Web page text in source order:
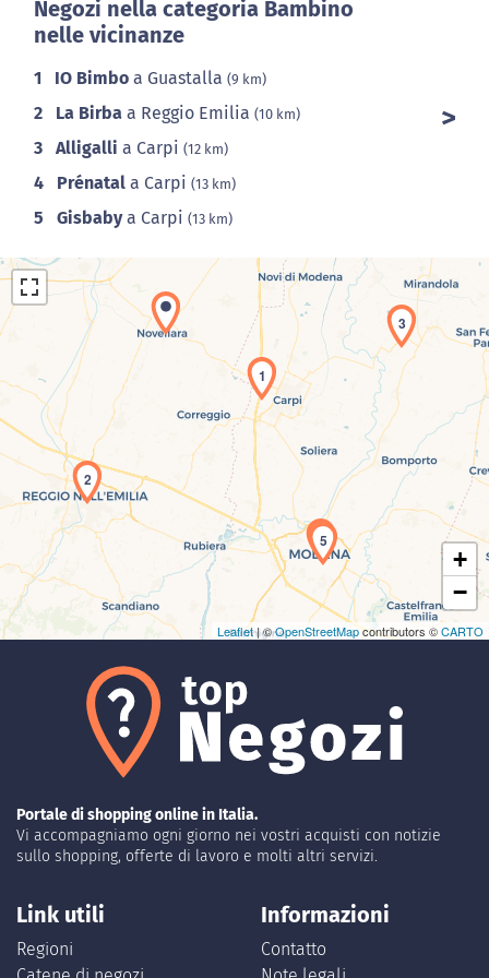
Negozi nella categoria Bambino
nelle vicinanze
1 IO Bimbo a Guastalla (9 km)
2 La Birba a Reggio Emilia (10 km)
3 Alligalli a Carpi (12 km)
4 Prénatal a Carpi (13 km)
5 Gisbabya Carpi (13 km)
Caricamento della carta in corso...
1
2
3
4
5
+
−
Leaflet| ©OpenStreetMapcontributors ©CARTO
Portale di shopping online in Italia.
Vi accompagniamo ogni giorno nei vostri acquisti con notizie
sullo shopping, offerte di lavoro e molti altri servizi.
Link utili
Regioni
Informazioni
Contatto